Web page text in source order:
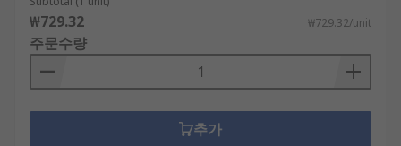
₩729.32 ₩729.32/unit
주문수량
추가